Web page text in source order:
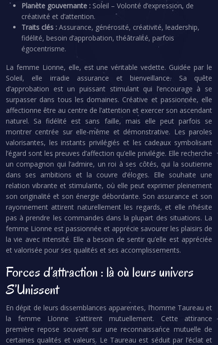
Planète gouvernante : Soleil – Volonté d’expression, de
créativité et d’attention.
Traits clés : Assurance, générosité, créativité, leadership,
fidélité, besoin d’approbation, théâtralité, parfois
égocentrisme.
La femme Lionne, elle, est une véritable vedette. Guidée par le
Soleil, elle irradie assurance et bienveillance. Sa quête
d’approbation est un puissant stimulant qui l’encourage à se
surpasser dans tous les domaines. Créative et passionnée, elle
affectionne être au centre de l’attention et exercer son ascendant
naturel. Sa fidélité est sans faille, mais elle peut parfois se
montrer centrée sur elle-même et démonstrative. Les paroles
valorisantes, les instants privilégiés et les cadeaux symbolisant
l’égard sont les preuves d’affection qu’elle privilégie. Elle recherche
un compagnon qui l’admire, un roi à ses côtés, qui la soutienne
dans ses ambitions et la couvre d’éloges. Elle souhaite une
relation vibrante et stimulante, où elle peut exprimer pleinement
son originalité et son énergie débordante. Son assurance et son
rayonnement attirent naturellement les regards, et elle n’hésite
pas à prendre les commandes dans la plupart des situations. La
femme Lionne est passionnée et apprécie savourer les plaisirs de
la vie avec intensité. Elle a besoin de sentir qu’elle est appréciée
et valorisée pour ses qualités et ses accomplissements.
Forces d’attraction : là où leurs univers
S’Unissent
En dépit de leurs dissemblances apparentes, l’homme Taureau et
la femme Lionne s’attirent mutuellement. Cette attirance
première repose souvent sur une reconnaissance mutuelle de
certaines qualités et valeurs. Le Taureau est séduit par l’éclat et